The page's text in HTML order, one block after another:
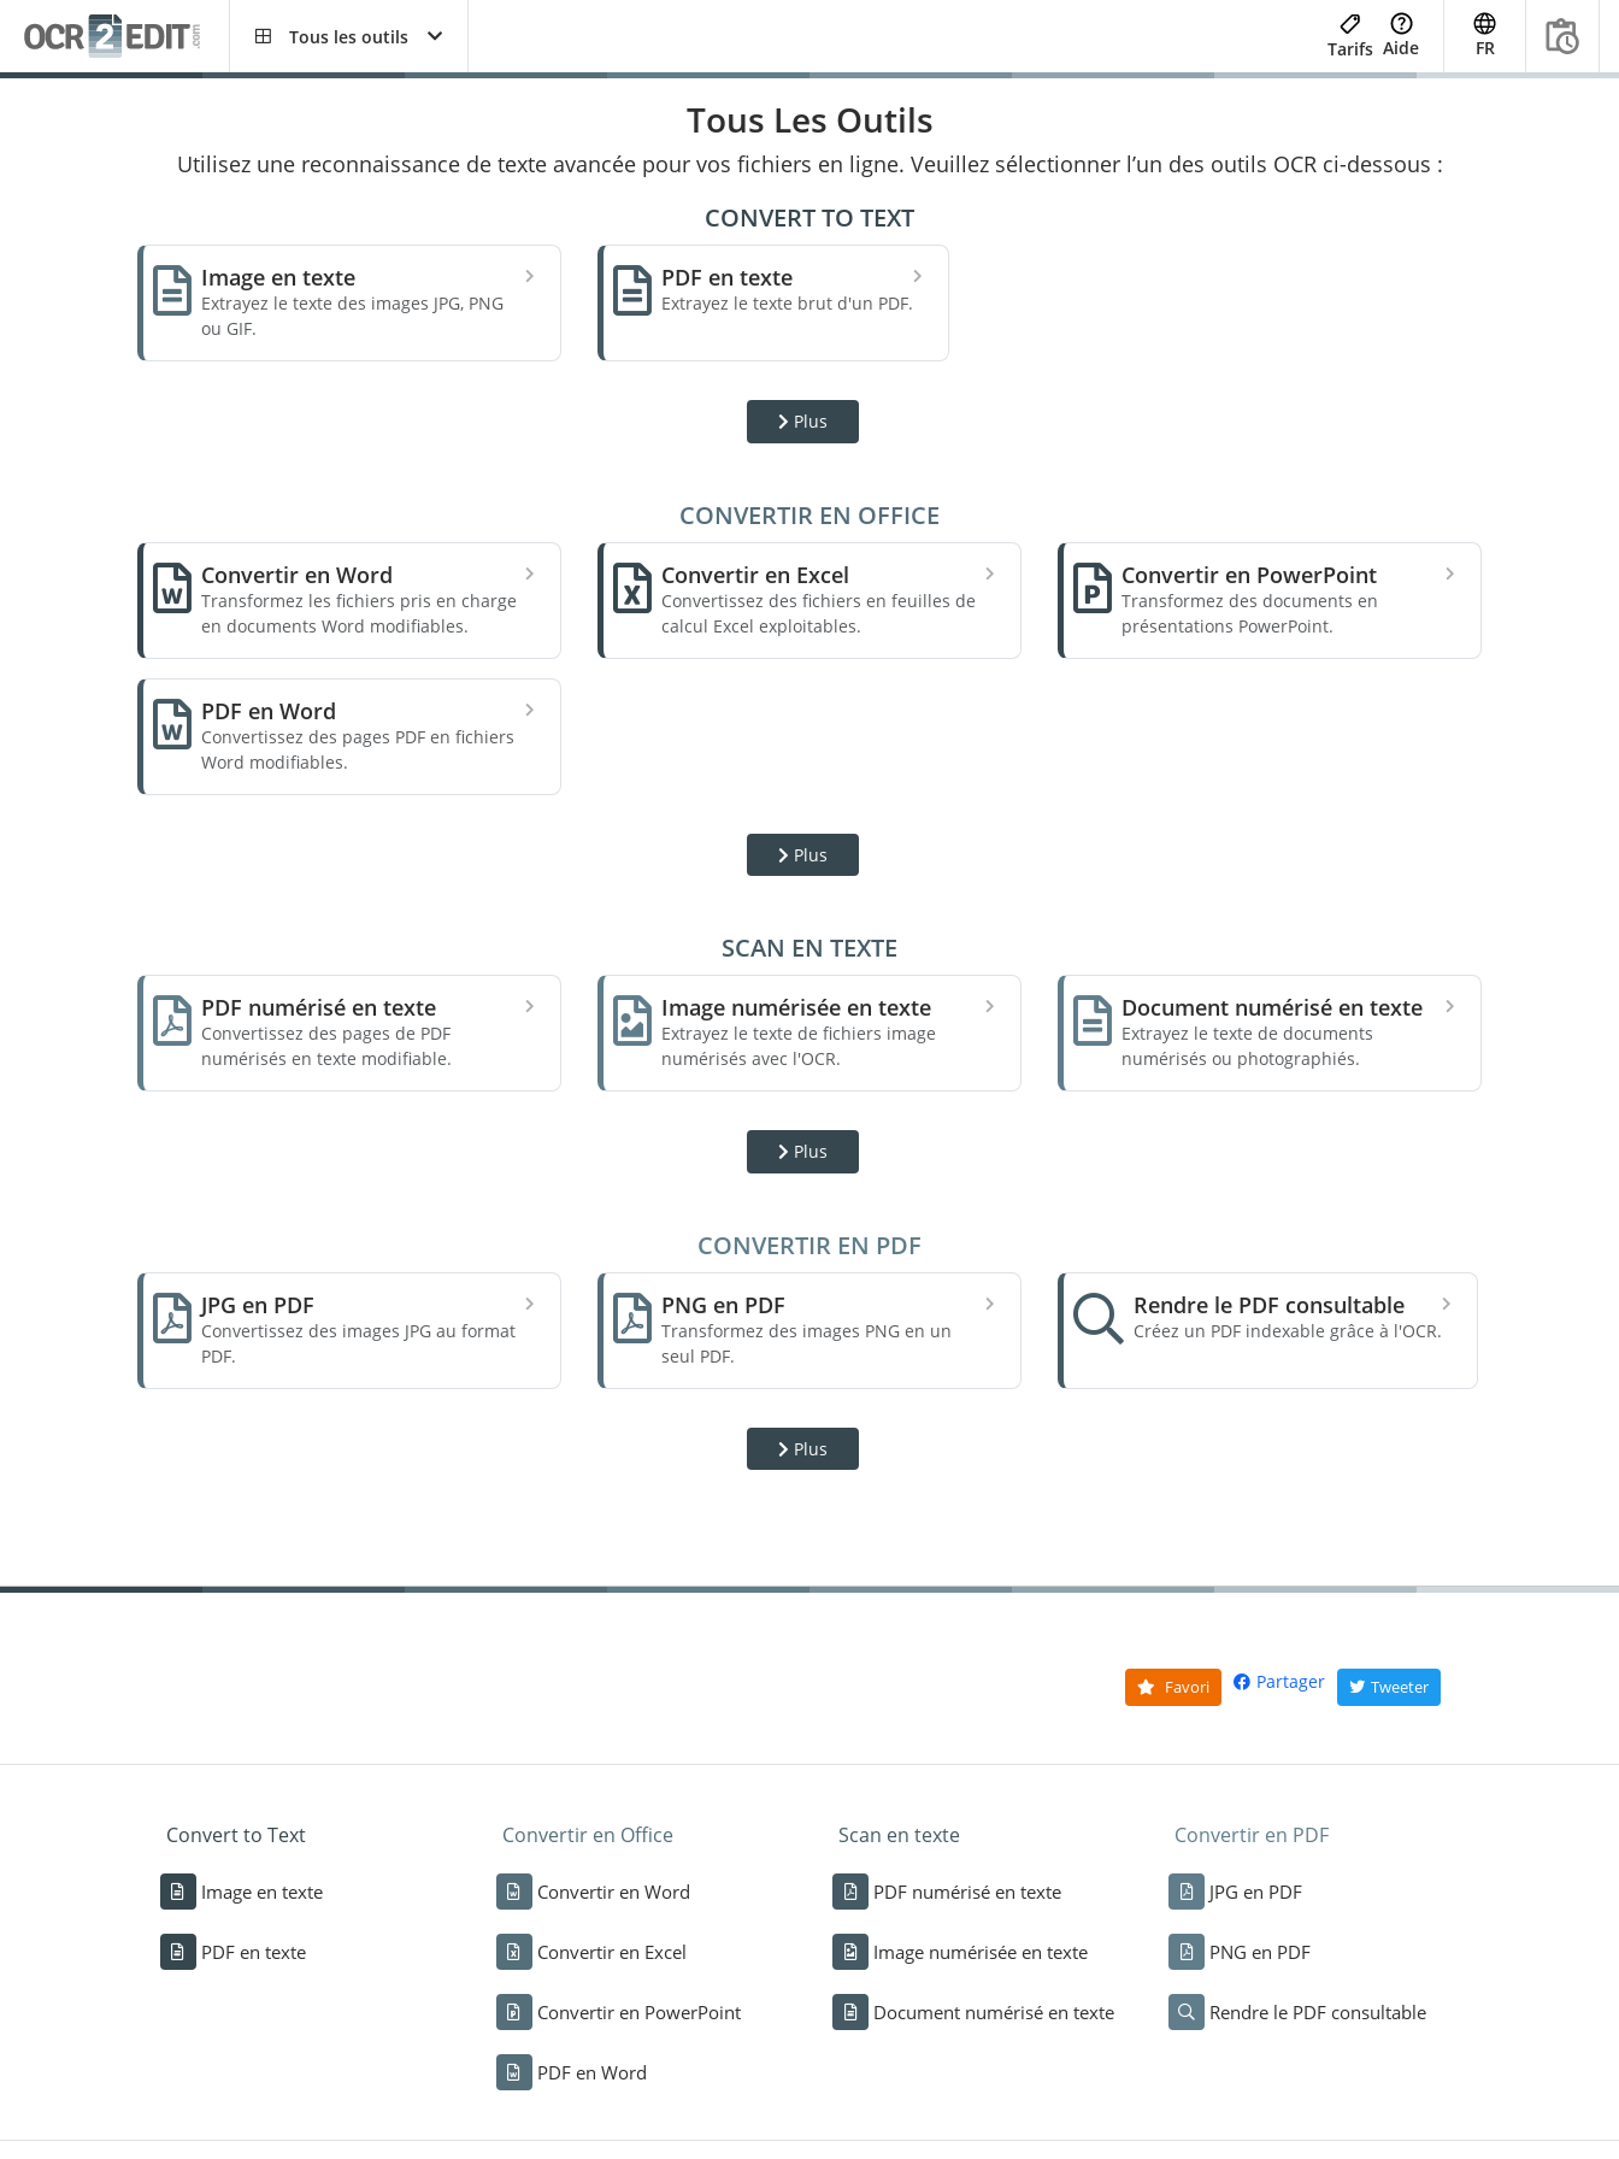
Tous les outils
Tarifs Aide FR
Tous Les Outils
Utilisez une reconnaissance de texte avancée pour vos fichiers en ligne. Veuillez sélectionner l’un des outils OCR ci-dessous :
CONVERT TO TEXT
Image en texte
Extrayez le texte des images JPG, PNG
ou GIF.
PDF en texte
Extrayez le texte brut d'un PDF.
Plus
CONVERTIR EN OFFICE
Convertir en Word
Transformez les fichiers pris en charge
en documents Word modifiables.
Convertir en Excel
Convertissez des fichiers en feuilles de
calcul Excel exploitables.
Convertir en PowerPoint
Transformez des documents en
présentations PowerPoint.
PDF en Word
Convertissez des pages PDF en fichiers
Word modifiables.
Plus
SCAN EN TEXTE
PDF numérisé en texte
Convertissez des pages de PDF
numérisés en texte modifiable.
Image numérisée en texte
Extrayez le texte de fichiers image
numérisés avec l'OCR.
Document numérisé en texte
Extrayez le texte de documents
numérisés ou photographiés.
Plus
CONVERTIR EN PDF
JPG en PDF
Convertissez des images JPG au format
PDF.
PNG en PDF
Transformez des images PNG en un
seul PDF.
Rendre le PDF consultable
Créez un PDF indexable grâce à l'OCR.
Plus
Favori Partager Tweeter
Convert to Text
Image en texte
PDF en texte
Convertir en Office
Convertir en Word
Convertir en Excel
Convertir en PowerPoint
PDF en Word
Scan en texte
PDF numérisé en texte
Image numérisée en texte
Document numérisé en texte
Convertir en PDF
JPG en PDF
PNG en PDF
Rendre le PDF consultable